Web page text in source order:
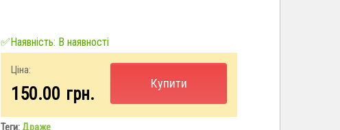
✅Наявність: В наявності
Ціна:
150.00 грн.
Купити